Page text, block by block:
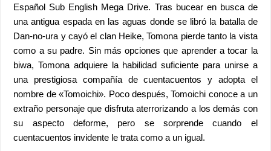
Español Sub English Mega Drive. Tras bucear en busca de
una antigua espada en las aguas donde se libró la batalla de
Dan-no-ura y cayó el clan Heike, Tomona pierde tanto la vista
como a su padre. Sin más opciones que aprender a tocar la
biwa, Tomona adquiere la habilidad suficiente para unirse a
una prestigiosa compañía de cuentacuentos y adopta el
nombre de «Tomoichi». Poco después, Tomoichi conoce a un
extraño personaje que disfruta aterrorizando a los demás con
su aspecto deforme, pero se sorprende cuando el
cuentacuentos invidente le trata como a un igual.